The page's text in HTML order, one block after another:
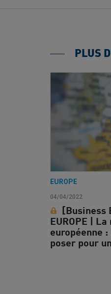
PLUS
EUROPE
04/04/2022
[Business
EUROPE |
européenne
poser pour